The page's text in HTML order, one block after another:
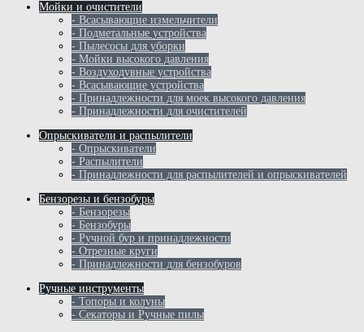
Мойки и очистители
- Всасывающие измельчители
- Подметальные устройства
- Пылесосы для уборки
- Мойки высокого давления
- Воздуходувные устройства
- Всасывающие устройства
- Принадлежности для моек высокого давления
- Принадлежности для очистителей
Опрыскиватели и распылители
- Опрыскиватели
- Распылители
- Принадлежности для распылителей и опрыскивателей
Бензорезы и бензобуры
- Бензорезы
- Бензобуры
- Ручной бур и принадлежности
- Отрезные круги
- Принадлежности для бензобуров
Ручные инструменты
- Топоры и колуны
- Секаторы и Ручные пилы